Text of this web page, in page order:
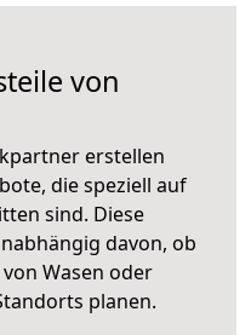
von
erstellen
die speziell auf
sind. Diese
davon, ob
Wasen oder
planen.